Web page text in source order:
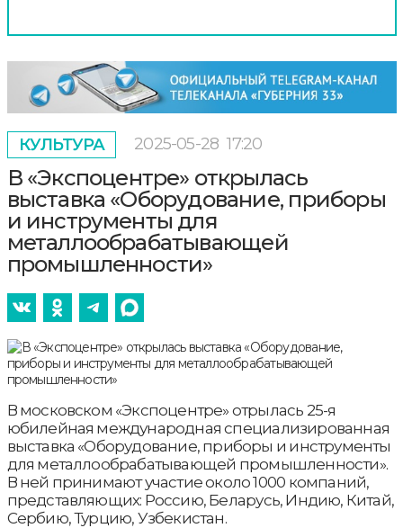
КУЛЬТУРА 2025-05-28 17:20
В «Экспоцентре» открылась
выставка «Оборудование, приборы
и инструменты для
металлообрабатывающей
промышленности»
В московском «Экспоцентре» отрылась 25-я
юбилейная международная специализированная
выставка «Оборудование, приборы и инструменты
для металлообрабатывающей промышленности».
В ней принимают участие около 1000 компаний,
представляющих: Россию, Беларусь, Индию, Китай,
Сербию, Турцию, Узбекистан.